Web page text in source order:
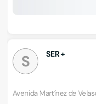
S SER +
Avenida Martínez de